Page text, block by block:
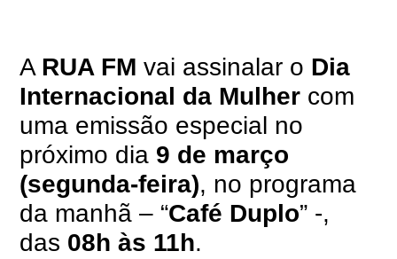
A RUA FM vai assinalar o Dia
Internacional da Mulher com
uma emissão especial no
próximo dia 9 de março
(segunda-feira), no programa
da manhã – “Café Duplo” -,
das 08h às 11h.